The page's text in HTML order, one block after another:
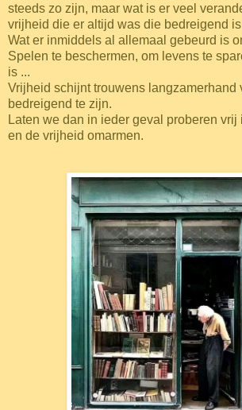
steeds zo zijn, maar wat is er veel
vrijheid die er altijd was die bedreigend
Wat er inmiddels al allemaal gebeurd is
Spelen te beschermen, om levens te
is ...
Vrijheid schijnt trouwens langzamerhand
bedreigend te zijn.
Laten we dan in ieder geval proberen vrij
en de vrijheid omarmen.